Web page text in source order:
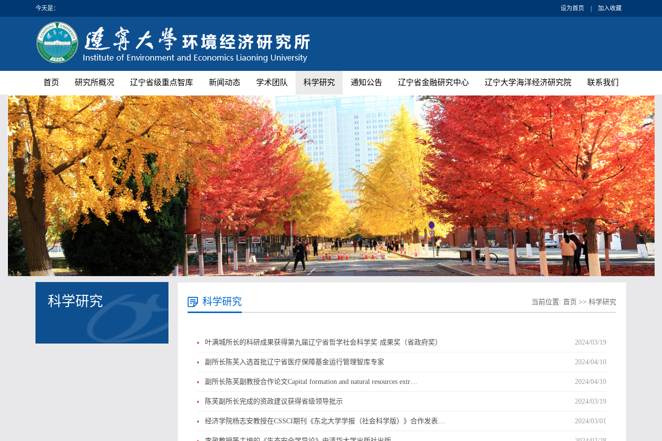
今天是： 设为首页 加入收藏
首页 研究所概况 辽宁省级重点智库 新闻动态 学术团队 科学研究 通知公告 辽宁省金融研究中心 辽宁大学海洋经济研究院 联系我们
科学研究 科学研究 当前位置: 首页 >> 科学研究
叶满城所长的科研成果获得第九届辽宁省哲学社会科学奖·成果奖（省政府奖） 2024/03/19
副所长陈芙入选首批辽宁省医疗保障基金运行管理智库专家 2024/04/10
副所长陈芙副教授合作论文Capital formation and natural resources extr… 2024/04/10
陈芙副所长完成的资政建议获得省级领导批示 2024/03/19
经济学院杨志安教授在CSSCI期刊《东北大学学报（社会科学版）》合作发表… 2024/03/01